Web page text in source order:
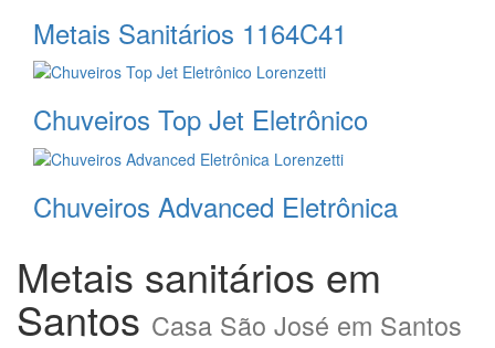
Metais Sanitários 1164C41
Chuveiros Top Jet Eletrônico
Chuveiros Advanced Eletrônica
Metais sanitários em
Santos Casa São José em Santos